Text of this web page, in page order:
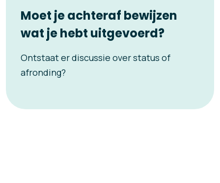
Moet je achteraf bewijzen
wat je hebt uitgevoerd?
Ontstaat er discussie over status of
afronding?